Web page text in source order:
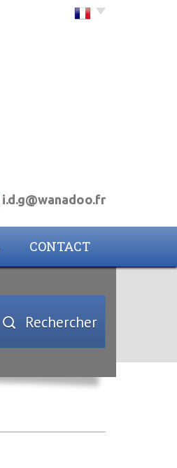
i.d.g@wanadoo.fr
CONTACT
Rechercher